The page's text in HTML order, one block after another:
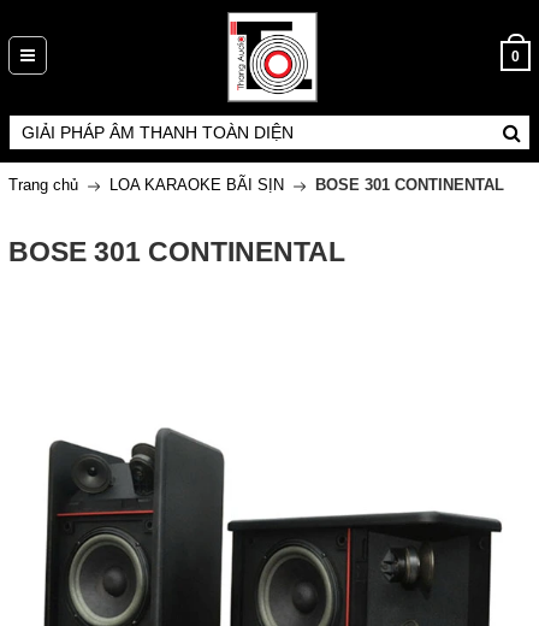
0
Trang chủ LOA KARAOKE BÃI SỊN BOSE 301 CONTINENTAL
BOSE 301 CONTINENTAL